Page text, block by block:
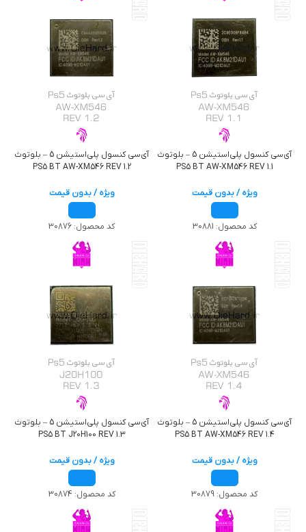
آی‌سی کنسول پلی‌استیشن 5 – بلوتوث
PS5 BT AW-XM546 REV 1.1
ویژه / بدون قیمت
کد محصول: 30881
آی‌سی کنسول پلی‌استیشن 5 – بلوتوث
PS5 BT AW-XM546 REV 1.2
ویژه / بدون قیمت
کد محصول: 30876
آی‌سی کنسول پلی‌استیشن 5 – بلوتوث
PS5 BT AW-XM546 REV 1.4
ویژه / بدون قیمت
کد محصول: 30879
آی‌سی کنسول پلی‌استیشن 5 – بلوتوث
PS5 BT J20H100 REV 1.3
ویژه / بدون قیمت
کد محصول: 30874